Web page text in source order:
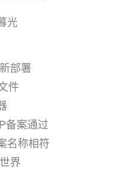
光
部署
件
备案通过
名称相符
界